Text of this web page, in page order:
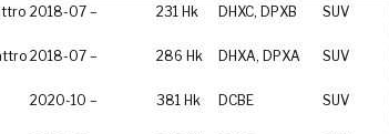
2018-07 – 231 Hk DHXC, DPXB SUV
2018-07 – 286 Hk DHXA, DPXA SUV
2020-10 – 381 Hk DCBE SUV